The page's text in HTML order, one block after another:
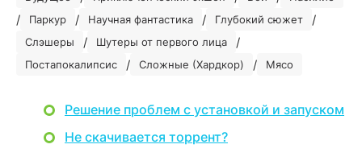
/ Паркур / Научная фантастика / Глубокий сюжет /
Слэшеры / Шутеры от первого лица /
Постапокалипсис / Сложные (Хардкор) / Мясо
Решение проблем с установкой и запуском
Не скачивается торрент?